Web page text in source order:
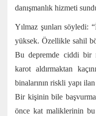
danışmanlık hizmeti
Yılmaz şunları söyledi:
yüksek. Özellikle sahil
Bu depremde ciddi bir
karot aldırmaktan
binalarının riskli yapı
Bir kişinin bile
önce kat maliklerinin